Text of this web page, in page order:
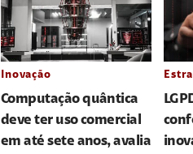
Inovação
Computação quântica
deve ter uso comercial
em até sete anos, avalia